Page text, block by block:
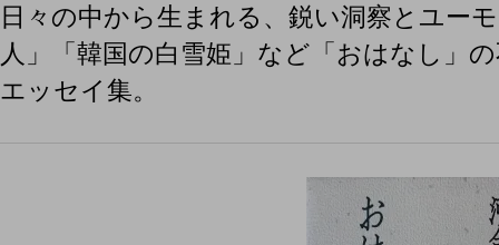
日々の中から生まれる、鋭い洞察とユー
人」「韓国の白雪姫」など「おはなし」
エッセイ集。